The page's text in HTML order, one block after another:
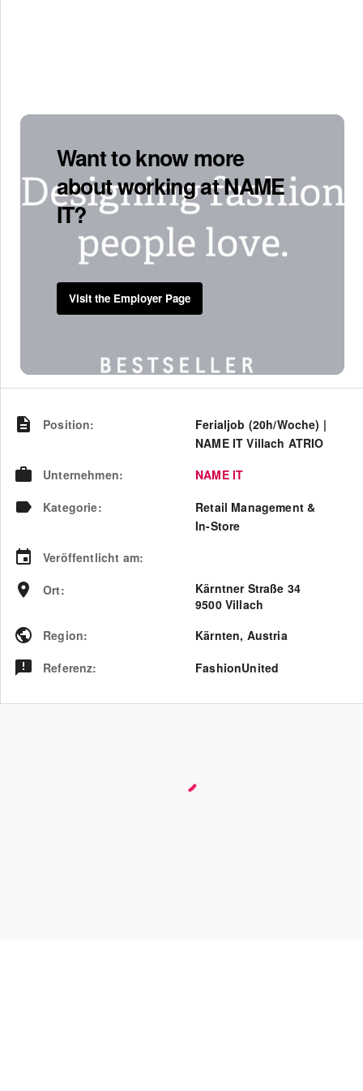
Want to know more
about working at NAME
IT?
Visit the Employer Page
Position:
Ferialjob (20h/Woche) |
NAME IT Villach ATRIO
Unternehmen:
NAME IT
Kategorie:
Retail Management &
In-Store
Veröffentlicht am:
Ort:
Kärntner Straße 34
9500 Villach
Region: Kärnten, Austria
Referenz: FashionUnited